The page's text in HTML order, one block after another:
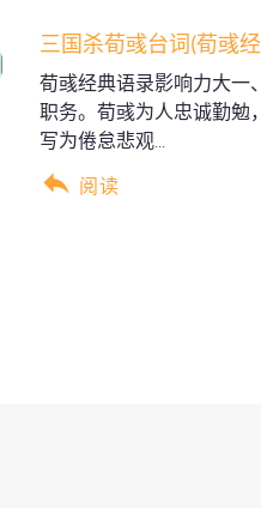
三国杀荀彧台词(荀彧
荀彧经典语录影响力大一
职务。荀彧为人忠诚勤勉
写为倦怠悲观...
阅读